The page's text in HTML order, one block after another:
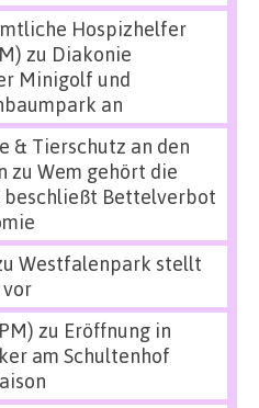
Hospizhelfer
zu Diakonie
Minigolf und
an
& Tierschutz an den
zu Wem gehört die
beschließt Bettelverbot
Westfalenpark stellt
zu Eröffnung in
am Schultenhof